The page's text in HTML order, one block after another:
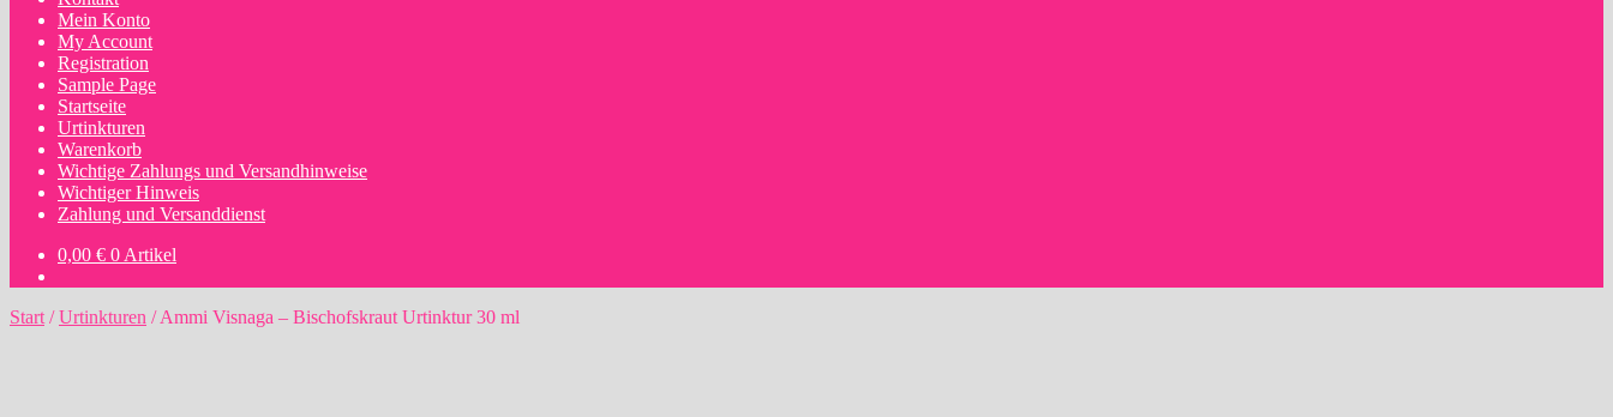
Mein Konto
My Account
Registration
Sample Page
Startseite
Urtinkturen
Warenkorb
Wichtige Zahlungs und Versandhinweise
Wichtiger Hinweis
Zahlung und Versanddienst
0,00 € 0 Artikel
Start /Urtinkturen /Ammi Visnaga – Bischofskraut Urtinktur 30 ml